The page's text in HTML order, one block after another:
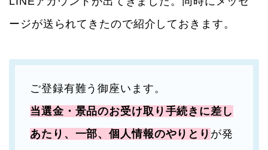
ージが送られてきたので紹介しておきます。
ご登録有難う御座います。
当選金・景品のお受け取り手続きに差し
あたり、一部、個人情報のやりとり が発